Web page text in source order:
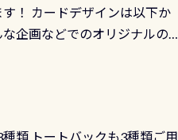
！ カードデザインは以下か
企画などでのオリジナルの
類 トートバックも3種類ご用